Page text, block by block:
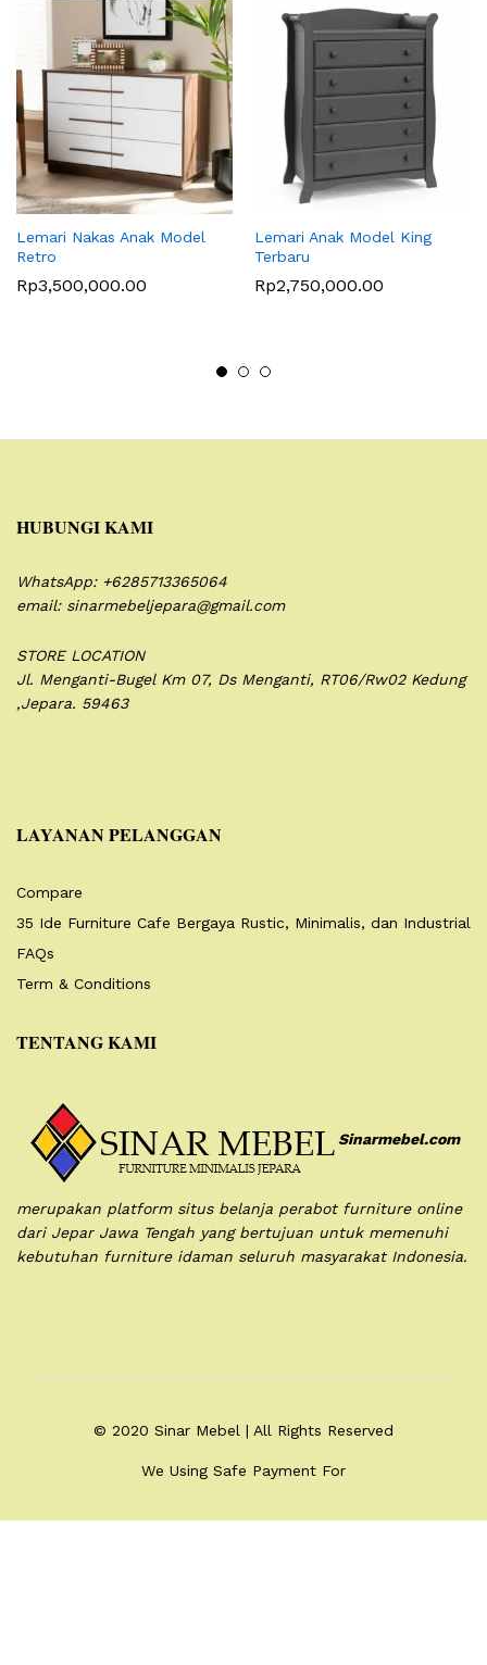
Lemari Nakas Anak Model
Retro
Rp3,500,000.00
Lemari Anak Model King
Terbaru
Rp2,750,000.00
HUBUNGI KAMI
WhatsApp: +6285713365064
email: sinarmebeljepara@gmail.com
STORE LOCATION
Jl. Menganti-Bugel Km 07, Ds Menganti, RT06/Rw02 Kedung
,Jepara. 59463
LAYANAN PELANGGAN
Compare
35 Ide Furniture Cafe Bergaya Rustic, Minimalis, dan Industrial
FAQs
Term & Conditions
TENTANG KAMI
Sinarmebel.com
merupakan platform situs belanja perabot furniture online
dari Jepar Jawa Tengah yang bertujuan untuk memenuhi
kebutuhan furniture idaman seluruh masyarakat Indonesia.
© 2020 Sinar Mebel | All Rights Reserved
We Using Safe Payment For